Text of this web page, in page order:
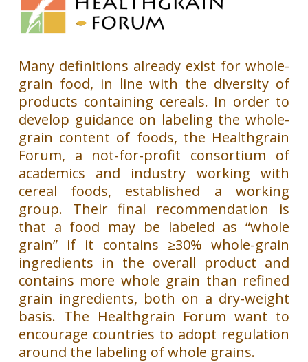
Many definitions already exist for whole-
grain food, in line with the diversity of
products containing cereals. In order to
develop guidance on labeling the whole-
grain content of foods, the Healthgrain
Forum, a not-for-profit consortium of
academics and industry working with
cereal foods, established a working
group. Their final recommendation is
that a food may be labeled as “whole
grain” if it contains ≥30% whole-grain
ingredients in the overall product and
contains more whole grain than refined
grain ingredients, both on a dry-weight
basis. The Healthgrain Forum want to
encourage countries to adopt regulation
around the labeling of whole grains.